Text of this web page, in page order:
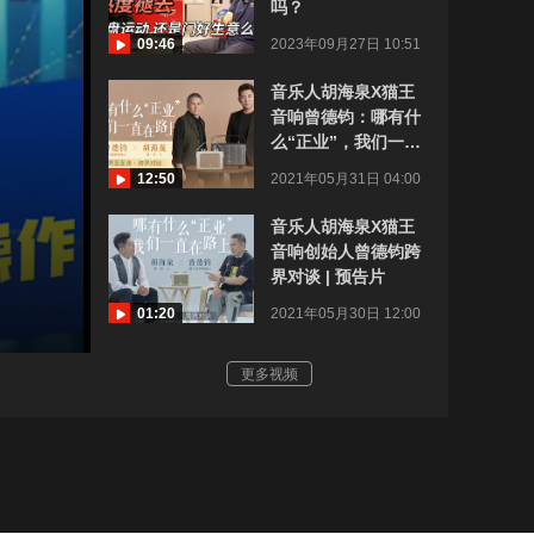
09:46
吗？
2023年09月27日 10:51
12:50
音乐人胡海泉X猫王
音响曾德钧：哪有什
么“正业”，我们一直
2021年05月31日 04:00
01:20
音乐人胡海泉X猫王
音响创始人曾德钧跨
界对谈 | 预告片
2021年05月30日 12:00
更多视频